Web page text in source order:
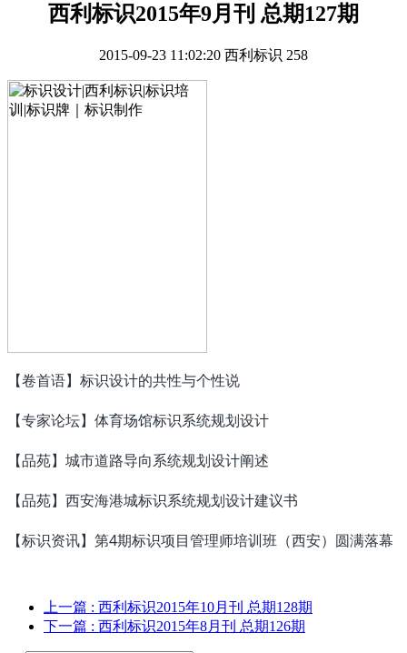
西利标识2015年9月刊 总期127期
2015-09-23 11:02:20 西利标识 258
【卷首语】标识设计的共性与个性说
【专家论坛】体育场馆标识系统规划设计
【品苑】城市道路导向系统规划设计阐述
【品苑】西安海港城标识系统规划设计建议书
【标识资讯】第4期标识项目管理师培训班（西安）圆满落幕
上一篇 : 西利标识2015年10月刊 总期128期
下一篇 : 西利标识2015年8月刊 总期126期